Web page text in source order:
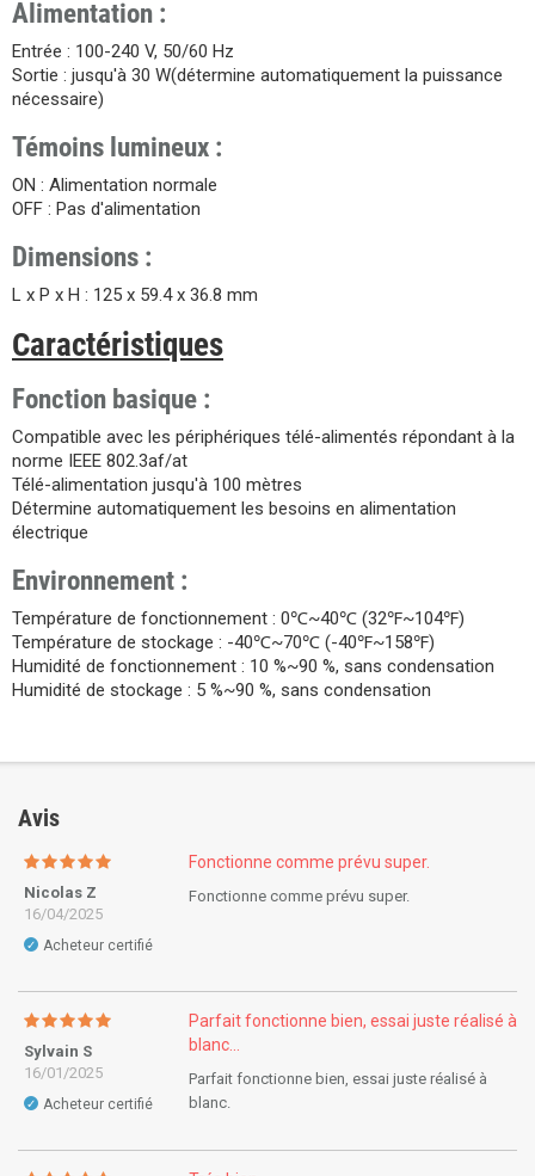
Alimentation :
Entrée : 100-240 V, 50/60 Hz
Sortie : jusqu'à 30 W(détermine automatiquement la puissance
nécessaire)
Témoins lumineux :
ON : Alimentation normale
OFF : Pas d'alimentation
Dimensions :
L x P x H : 125 x 59.4 x 36.8 mm
Caractéristiques
Fonction basique :
Compatible avec les périphériques télé-alimentés répondant à la
norme IEEE 802.3af/at
Télé-alimentation jusqu'à 100 mètres
Détermine automatiquement les besoins en alimentation
électrique
Environnement :
Température de fonctionnement : 0℃~40℃ (32℉~104℉)
Température de stockage : -40℃~70℃ (-40℉~158℉)
Humidité de fonctionnement : 10 %~90 %, sans condensation
Humidité de stockage : 5 %~90 %, sans condensation
Avis
Nicolas Z
16/04/2025
✓ Acheteur certifié
Fonctionne comme prévu super.
Fonctionne comme prévu super.
Sylvain S
16/01/2025
✓ Acheteur certifié
Parfait fonctionne bien, essai juste réalisé à
blanc...
Parfait fonctionne bien, essai juste réalisé à
blanc.